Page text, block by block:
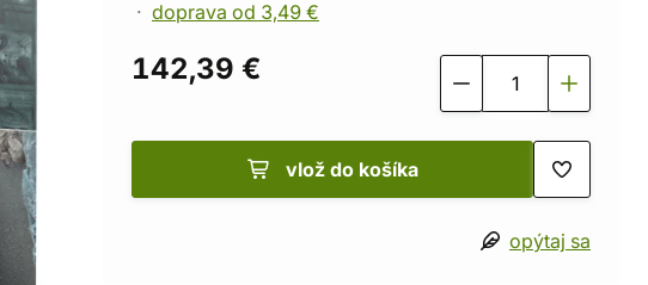
doprava od 3,49 €
142,39 €
vlož do košíka
opýtaj sa